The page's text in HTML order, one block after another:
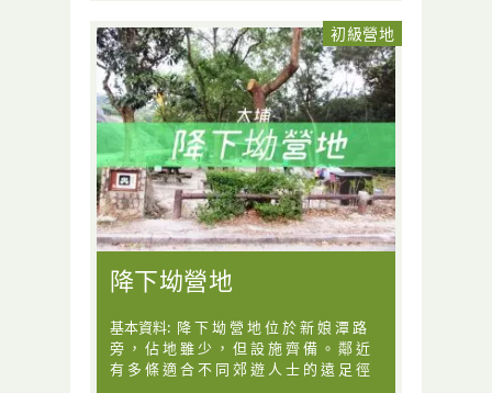
初級營地
降下坳營地
基本資料: 降 下 坳 營 地 位 於 新 娘 潭 路
旁 ， 佔 地 雖 少 ， 但 設 施 齊 備 。 鄰 近
有 多 條 適 合 不 同 郊 遊 人 士 的 遠 足 徑